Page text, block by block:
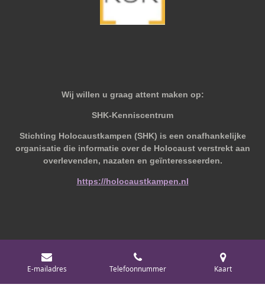
Wij willen u graag attent maken op:
SHK-Kenniscentrum
Stichting Holocaustkampen (SHK) is een onafhankelijke
organisatie die informatie over de Holocaust verstrekt aan
overlevenden, nazaten en geïnteresseerden.
https://holocaustkampen.nl
© 2019 - 2026 Behoudvanoud
Powered byJouwWeb
E-mailadres Telefoonnummer Kaart